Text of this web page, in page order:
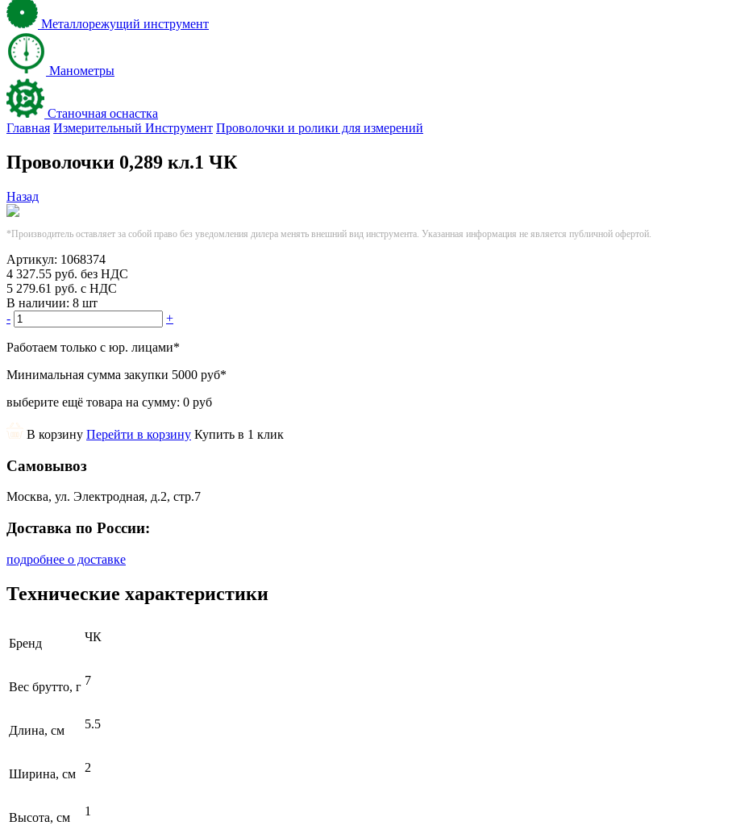
Металлорежущий инструмент
Манометры
Станочная оснастка
Главная Измерительный Инструмент Проволочки и ролики для измерений
Проволочки 0,289 кл.1 ЧК
Назад
*Производитель оставляет за собой право без уведомления дилера менять внешний вид инструмента. Указанная информация не является публичной офертой.
Артикул: 1068374
4 327.55 руб. без НДС
5 279.61 руб. с НДС
В наличии: 8 шт
-
+
Работаем только с юр. лицами*
Минимальная сумма закупки 5000 руб*
выберите ещё товара на сумму: 0 руб
В корзину Перейти в корзину Купить в 1 клик
Самовывоз
Москва, ул. Электродная, д.2, стр.7
Доставка по России:
подробнее о доставке
Технические характеристики
Бренд ЧК
Вес брутто, г 7
Длина, см 5.5
Ширина, см 2
Высота, см 1